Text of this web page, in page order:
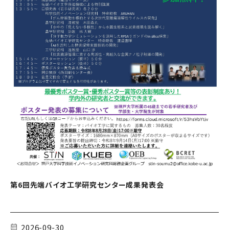
第6回先端バイオ工学研究センター成果発表会
2026-09-30